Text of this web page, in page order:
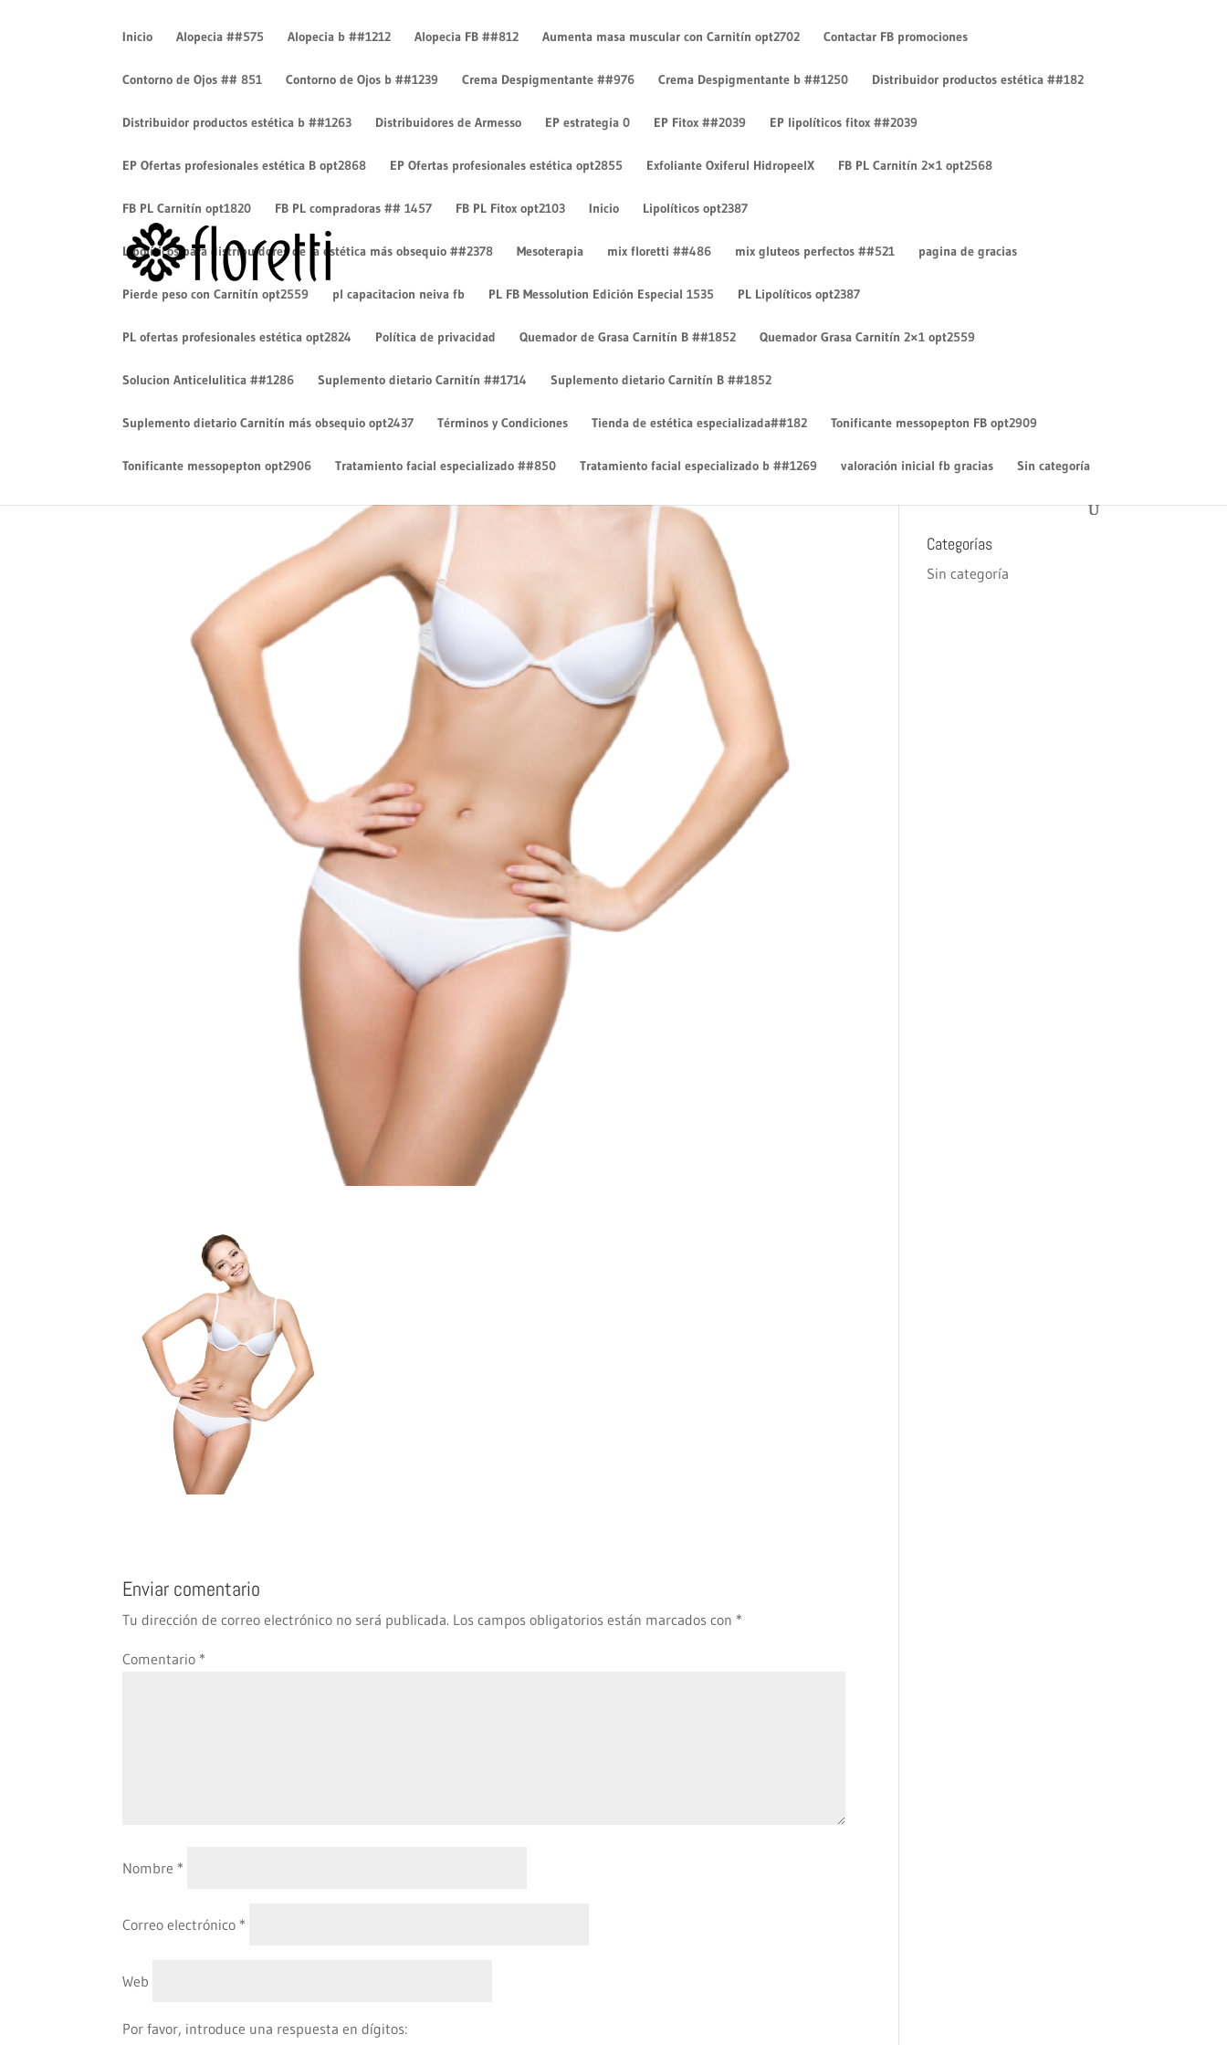
Inicio Alopecia ##575 Alopecia b ##1212 Alopecia FB ##812 Aumenta masa muscular con Carnitín opt2702 Contactar FB promociones
Contorno de Ojos ## 851 Contorno de Ojos b ##1239 Crema Despigmentante ##976 Crema Despigmentante b ##1250 Distribuidor productos estética ##182
Distribuidor productos estética b ##1263 Distribuidores de Armesso EP estrategia 0 EP Fitox ##2039 EP lipolíticos fitox ##2039
EP Ofertas profesionales estética B opt2868 EP Ofertas profesionales estética opt2855 Exfoliante Oxiferul HidropeelX FB PL Carnitín 2×1 opt2568
FB PL Carnitín opt1820 FB PL compradoras ## 1457 FB PL Fitox opt2103 Inicio Lipolíticos opt2387
Lipolíticos para distribuidores de la estética más obsequio ##2378 Mesoterapia mix floretti ##486 mix gluteos perfectos ##521 pagina de gracias
Pierde peso con Carnitín opt2559 pl capacitacion neiva fb PL FB Messolution Edición Especial 1535 PL Lipolíticos opt2387
PL ofertas profesionales estética opt2824 Política de privacidad Quemador de Grasa Carnitín B ##1852 Quemador Grasa Carnitín 2×1 opt2559
Solucion Anticelulitica ##1286 Suplemento dietario Carnitín ##1714 Suplemento dietario Carnitín B ##1852
Suplemento dietario Carnitín más obsequio opt2437 Términos y Condiciones Tienda de estética especializada##182 Tonificante messopepton FB opt2909
Tonificante messopepton opt2906 Tratamiento facial especializado ##850 Tratamiento facial especializado b ##1269 valoración inicial fb gracias Sin categoría
happy-young-woman-with-beautiful-female-body-in-white-
underwear-on-white-777×1024-removebg-preview
porLuisa Torres |Feb 5, 2021|0 Comentarios
Enviar comentario
Tu dirección de correo electrónico no será publicada. Los campos obligatorios están marcados con *
Comentario *
Nombre *
Correo electrónico *
Web
Por favor, introduce una respuesta en dígitos:
¡Hola mundo!
Un comentarista de
WordPressen¡Hola mundo!
Archivos
Categorías
Sin categoría